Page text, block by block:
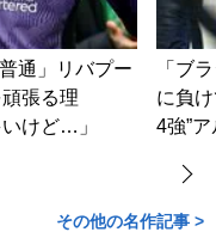
通」リバプー
張る理
けど…」
「ブ
に負
4強”
その他の名作記事 >